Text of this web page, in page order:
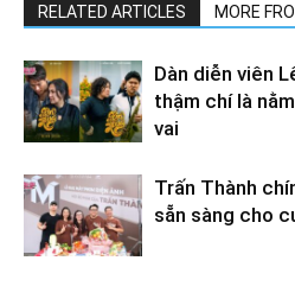
RELATED ARTICLES MORE
Dàn diễn viên
thậm chí là
vai
Trấn Thành
sẵn sàng cho